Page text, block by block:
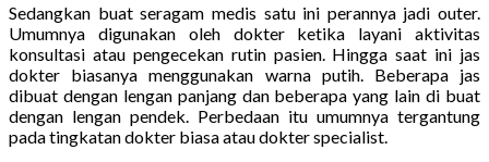
Sedangkan buat seragam medis satu ini perannya jadi outer.
Umumnya digunakan oleh dokter ketika layani aktivitas
konsultasi atau pengecekan rutin pasien. Hingga saat ini jas
dokter biasanya menggunakan warna putih. Beberapa jas
dibuat dengan lengan panjang dan beberapa yang lain di buat
dengan lengan pendek. Perbedaan itu umumnya tergantung
pada tingkatan dokter biasa atau dokter specialist.